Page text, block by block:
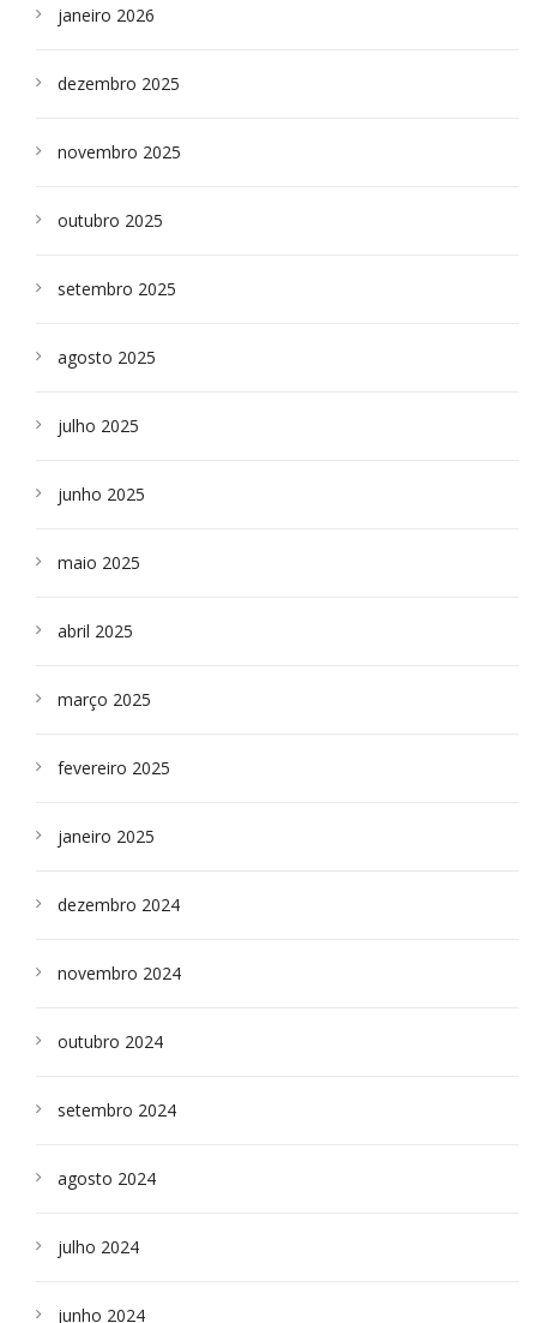
janeiro 2026
dezembro 2025
novembro 2025
outubro 2025
setembro 2025
agosto 2025
julho 2025
junho 2025
maio 2025
abril 2025
março 2025
fevereiro 2025
janeiro 2025
dezembro 2024
novembro 2024
outubro 2024
setembro 2024
agosto 2024
julho 2024
junho 2024